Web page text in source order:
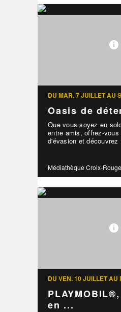
DU MAR. 7 JUILLET AU
Oasis de
Que vous soyez en
entre amis, offrez-vous
d'évasion et découvrez
Médiathèque Croix-Rouge
DU VEN. 10 JUILLET AU
en ...